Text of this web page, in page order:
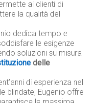
ai clienti di
la qualità del
dedica tempo e
le esigenze
soluzioni su misura
delle
di esperienza nel
blindate, Eugenio offre